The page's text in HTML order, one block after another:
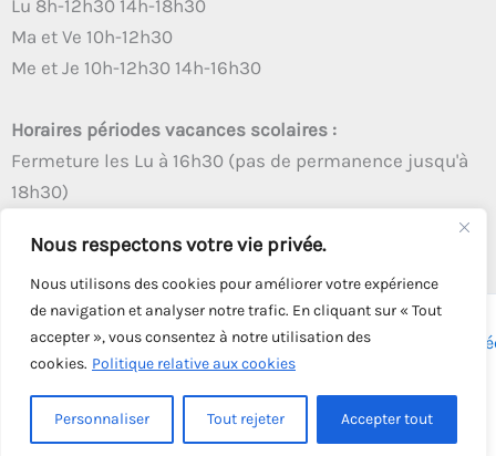
Nous respectons votre vie privée.
Nous utilisons des cookies pour améliorer votre expérience
de navigation et analyser notre trafic. En cliquant sur « Tout
accepter », vous consentez à notre utilisation des
cookies. Politique relative aux cookies
Personnaliser Tout rejeter Accepter tout
Lu 8h-12h30 14h-18h30
Ma et Ve 10h-12h30
Me et Je 10h-12h30 14h-16h30
Horaires périodes vacances scolaires :
Fermeture les Lu à 16h30 (pas de permanence jusqu'à
18h30)
Copyright © 2026 - Tous droits réservés - | Webmaster
Solution